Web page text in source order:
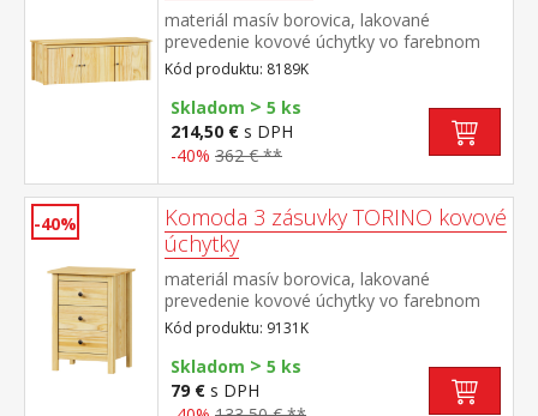
materiál masív borovica, lakované
prevedenie kovové úchytky vo farebnom
prevedení černená mosadz nadstavec pre
skriňu 8089K
Kód produktu: 8189K
Skladom > 5 ks
214,50 € s DPH
-40% 362 € **
-40%
Komoda 3 zásuvky TORINO kovové
úchytky
materiál masív borovica, lakované
prevedenie kovové úchytky vo farebnom
prevedení černená mosadz tri zásuvky s
kovovými pojazdmi
Kód produktu: 9131K
Skladom > 5 ks
79 € s DPH